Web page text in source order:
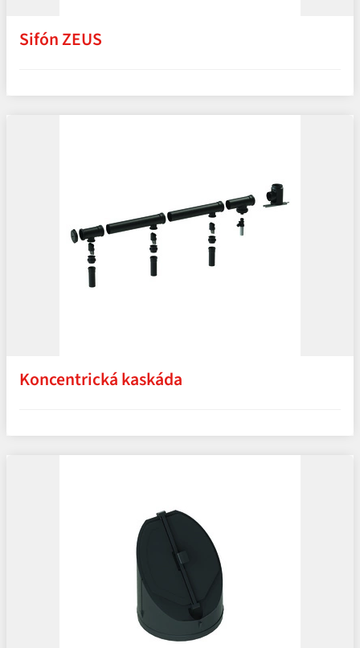
Sifón ZEUS
Koncentrická kaskáda